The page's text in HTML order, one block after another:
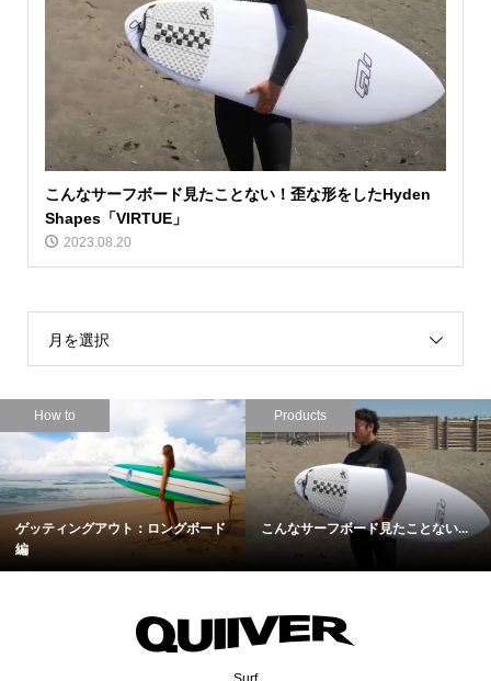
こんなサーフボード見たことない！歪な形をしたHyden
Shapes「VIRTUE」
2023.08.20
月を選択
How to
ゲッティングアウト：ロングボード
編
Products
こんなサーフボード見たことない...